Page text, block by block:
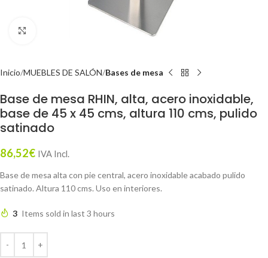
Inicio MUEBLES DE SALÓN Bases de mesa
Base de mesa RHIN, alta, acero inoxidable,
base de 45 x 45 cms, altura 110 cms, pulido
satinado
86,52€ IVA Incl.
Base de mesa alta con pie central, acero inoxidable acabado pulido
satinado. Altura 110 cms. Uso en interiores.
3 Items sold in last 3 hours